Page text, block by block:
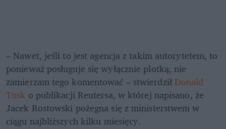
– Nawet, jeśli to jest agencja z takim autorytetem, to
ponieważ posługuje się wyłącznie plotką, nie
zamierzam tego komentować – stwierdził Donald
Tusk o publikacji Reutersa, w której napisano, że
Jacek Rostowski pożegna się z ministerstwem w
ciągu najbliższych kilku miesięcy.